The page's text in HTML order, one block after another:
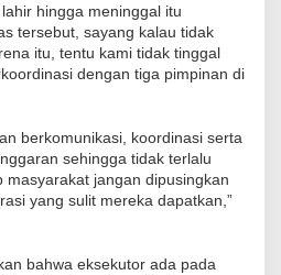
hingga meninggal itu
tersebut, sayang kalau tidak
itu, tentu kami tidak tinggal
dengan tiga pimpinan di
berkomunikasi, koordinasi serta
sehingga tidak terlalu
masyarakat jangan dipusingkan
yang sulit mereka dapatkan,”
bahwa eksekutor ada pada